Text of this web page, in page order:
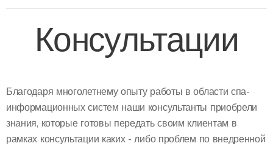
Консультации
Благодаря многолетнему опыту работы в области спа-
информационных систем наши консультанты приобрели
знания, которые готовы передать своим клиентам в
рамках консультации каких - либо проблем по внедренной